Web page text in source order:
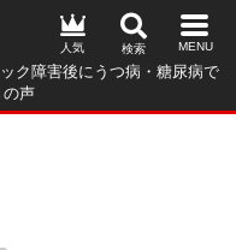
ク障害後にうつ病・糖尿病で
の声
人気